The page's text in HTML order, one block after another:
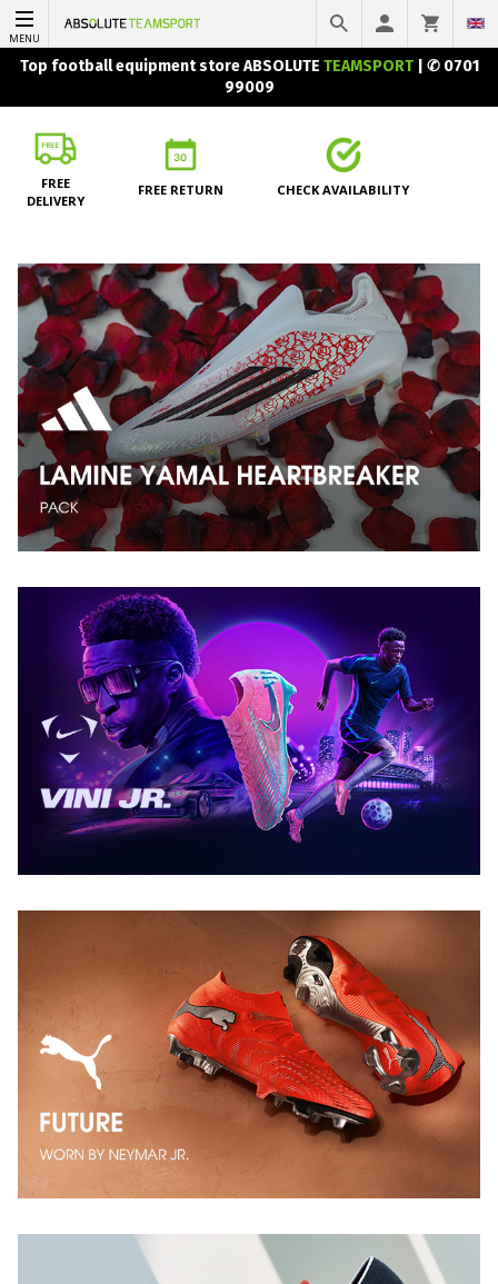
MENU
Top football equipment store ABSOLUTE TEAMSPORT| ✆ 0701
99009
FREE
DELIVERY
FREE RETURN CHECK AVAILABILITY